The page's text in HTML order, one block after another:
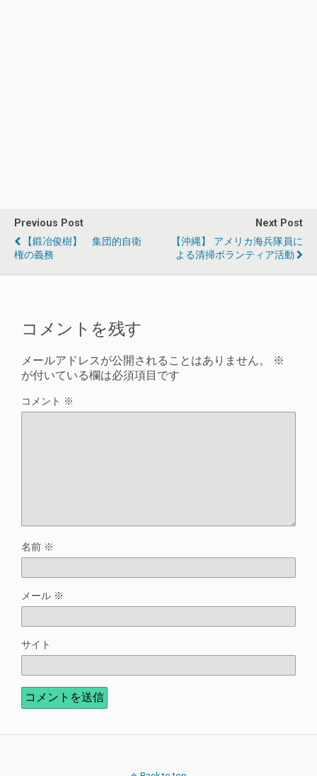
Previous Post
【鍛冶俊樹】 集団的自衛
権の義務
Next Post
【沖縄】 アメリカ海兵隊員に
よる清掃ボランティア活動
コメントを残す
メールアドレスが公開されることはありません。
※
が付いている欄は必須項目です
コメント ※
名前 ※
メール ※
サイト